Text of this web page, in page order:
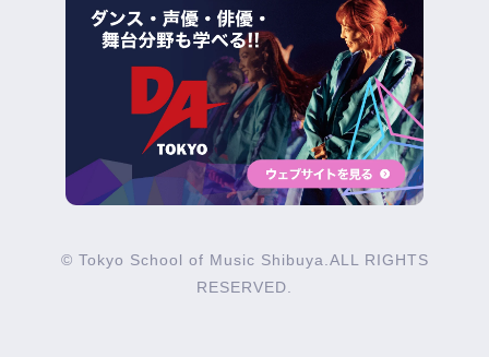
© Tokyo School of Music Shibuya.ALL RIGHTS
RESERVED.